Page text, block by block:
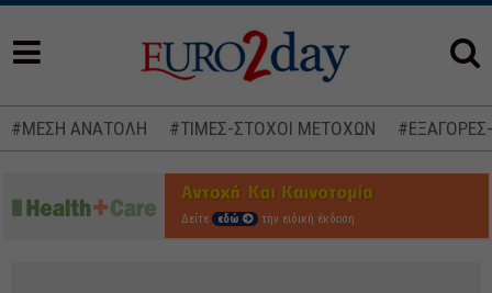
#ΜΕΣΗ ΑΝΑΤΟΛΗ #ΤΙΜΕΣ-ΣΤΟΧΟΙ ΜΕΤΟΧΩΝ
Δείτε εδώ την ειδική έκδοση